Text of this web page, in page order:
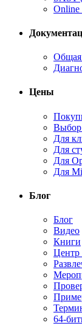
Online
Общая
Цены
Выбор
Для
Для
Для
Для
Блог
Блог
Видео
Книги
Центр
64-